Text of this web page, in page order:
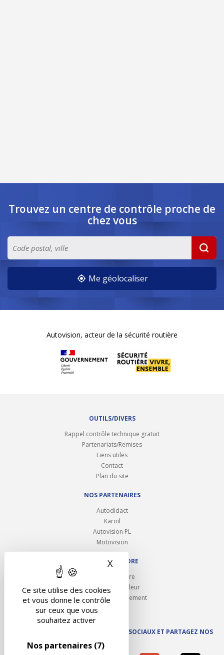
Ce site utilise des cookies
et vous donne le contrôle
sur ceux que vous
souhaitez activer
Nos partenaires (7)
X Masquer le bandeau des
Trouvez un centre de contrôle proche de
chez vous
Me géolocaliser
Autovision, acteur de la sécurité routière
OUTILS/DIVERS
Rappel contrôle technique gratuit
Partenariats/Remises
Liens utiles
Contact
Plan du site
NOS PARTENAIRES
Autodidact
Karoil
Autovision PL
Motovision
NOUS REJOINDRE
Ouvrir un centre
Devenez contrôleur
Carrières et recrutement
SUIVEZ AUTOVISION SUR LES RÉSEAUX SOCIAUX ET PARTAGEZ NOS
ACTUS